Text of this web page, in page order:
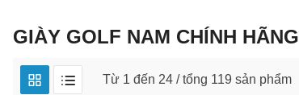
GIÀY GOLF NAM CHÍNH HÃNG
Từ 1 đến 24 / tổng 119 sản phẩm